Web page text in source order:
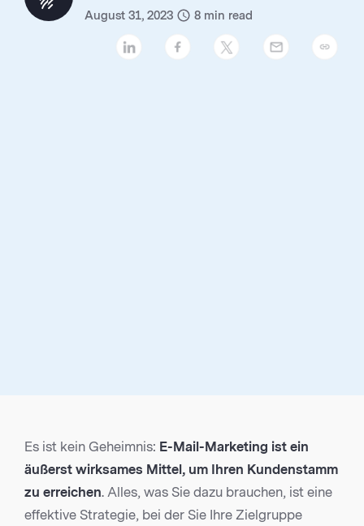
August 31, 2023 8 min read
Es ist kein Geheimnis: E-Mail-Marketing ist ein
äußerst wirksames Mittel, um Ihren Kundenstamm
zu erreichen. Alles, was Sie dazu brauchen, ist eine
effektive Strategie, bei der Sie Ihre Zielgruppe